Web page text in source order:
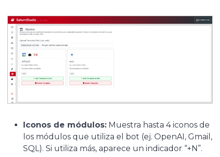
Iconos de módulos: Muestra hasta 4 iconos de
los módulos que utiliza el bot (ej. OpenAI, Gmail,
SQL). Si utiliza más, aparece un indicador “+N”.